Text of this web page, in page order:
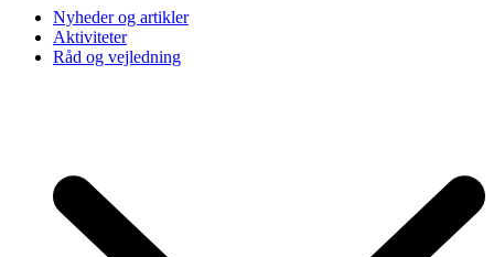
Nyheder og artikler
Aktiviteter
Råd og vejledning